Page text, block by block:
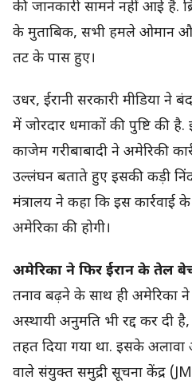
की जानकारी सामने नहीं आई है.
के मुताबिक, सभी हमले ओमान
तट के पास हुए।
उधर, ईरानी सरकारी मीडिया ने
में जोरदार धमाकों की पुष्टि की है.
काजेम गरीबाबादी ने अमेरिकी
उल्लंघन बताते हुए इसकी कड़ी
मंत्रालय ने कहा कि इस कार्रवाई
अमेरिका की होगी।
अमेरिका ने फिर ईरान के तेल
तनाव बढ़ने के साथ ही अमेरिका ने
अस्थायी अनुमति भी रद्द कर दी
तहत दिया गया था. इसके अलावा
वाले संयुक्त समुद्री सूचना केंद्र